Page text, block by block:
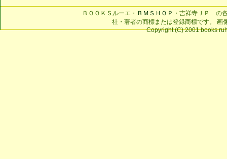
ＢＯＯＫＳルーエ・ ＢＭＳＨＯＰ ・吉祥寺ＪＰ の
社・著者の商標または登録商標です。 画
Copyright (C) 2001 books